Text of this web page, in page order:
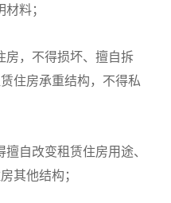
料；
房，不得损坏、擅自拆
住房承重结构，不得私
擅自改变租赁住房用途、
其他结构；